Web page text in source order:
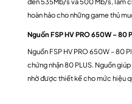
hoàn hảo cho những game thủ
Nguồn FSP HV PRO 650W – 80
Nguồn FSP HV PRO 650W – 80
chứng nhận 80 PLUS. Nguồn
nhờ được thiết kế cho mức hiệu